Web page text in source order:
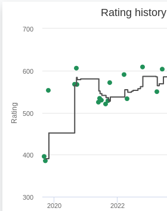
Rating
Rating history
2020 2022
300
400
500
600
700